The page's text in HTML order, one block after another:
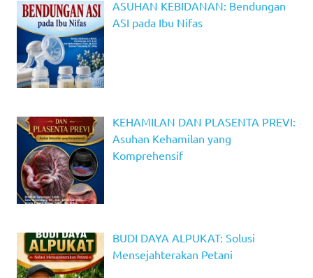
ASUHAN KEBIDANAN: Bendungan
ASI pada Ibu Nifas
KEHAMILAN DAN PLASENTA PREVI:
Asuhan Kehamilan yang
Komprehensif
BUDI DAYA ALPUKAT: Solusi
Mensejahterakan Petani